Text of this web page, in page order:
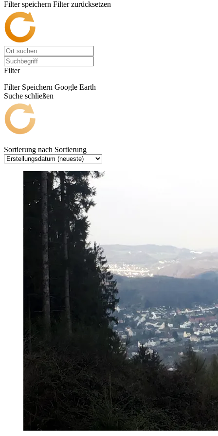
Filter speichern Filter zurücksetzen
Filter
Filter Speichern Google Earth
Suche schließen
Sortierung nach Sortierung